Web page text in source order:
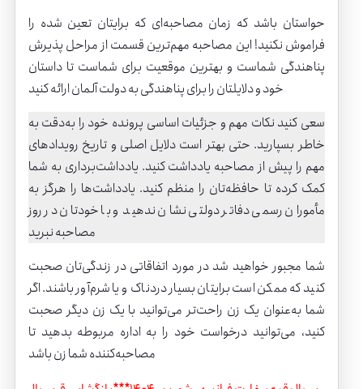
حواستان باشد که زمان مصاحبه‌ای که برایتان تعین شده را
فراموش نکنید! این مصاحبه مهم‌ترین قسمت از مراحل پذیرش
پناهندگی شماست و بهترین موقعیت برای شماست تا داستان
خود و دلایلتان را برای پناهندگی به دولت آلمان ارائه کنید
سعی کنید نکات مهم و جزئیات اساسی پرونده خود را به‌دقت به
خاطر بسپارید. حتی بهتر است دلایل اصلی و تاریخ رویدادهای
مهم را پیش از مصاحبه یادداشت کنید. یادداشت‌برداری به شما
کمک کرده تا حافظه‌تان را منظم کنید. یادداشت‌ها را هرگز به
مأموران رسمی دفاتر دولتی نشان ندهید و با خودتان در روز
مصاحبه نبرید
شما مجبور خواهید شد در مورد اتفاقاتی در زندگی‌تان صحبت
کنید که ممکن است برایتان بسیار دردناک و یا شرم‌آور باشند. اگر
شما به‌عنوان یک زن راحت‌تر می‌توانید با یک زن دیگر صحبت
کنید، می‌توانید درخواست خود را به اداره مربوطه بدهید تا
مصاحبه‌کننده شما زن باشد